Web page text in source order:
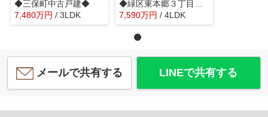
◆三保町中古戸建◆
7,480万円 / 3LDK
7,590万円 / 4LDK
メールで共有する LINEで共有する